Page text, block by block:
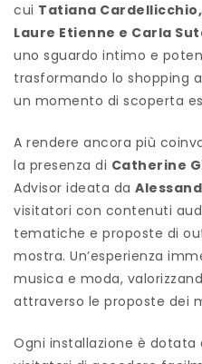
cui Tatiana
Laure Etienne e Carla
uno sguardo intimo e
trasformando lo shopping a
un momento di scoperta
A rendere ancora più
la presenza di Catherine
Advisor ideata da
visitatori con contenuti
tematiche e proposte di
mostra. Un’esperienza
musica e moda,
attraverso le proposte dei
Ogni installazione è